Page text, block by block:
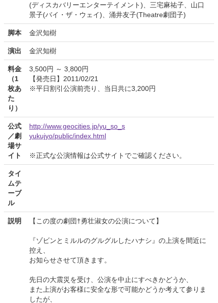
(ディスカバリーエンターテイメント)、三宅麻祐子、山口
景子(バイ・ザ・ウェイ)、涌井友子(Theatre劇団子)
脚本 金沢知樹
演出 金沢知樹
料金
（1
枚あ
た
り）
3,500円 ～ 3,800円
【発売日】2011/02/21
※平日割引公演前売り、当日共に3,200円
公式
／劇
場サ
イト
http://www.geocities.jp/yu_so_s
yukujyo/public/index.html
※正式な公演情報は公式サイトでご確認ください。
タイ
ムテ
ーブ
ル
説明 【この度の劇団†勇壮淑女の公演について】
『ゾビンとミルルのグルグルしたハナシ』の上演を間近に
控え、
お知らせさせて頂きます。
先日の大震災を受け、公演を中止にすべきかどうか、
また上演がお客様に安全な形で可能かどうか考えて参りま
したが、